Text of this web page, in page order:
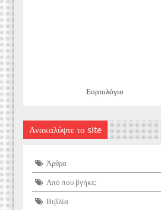
Εορτολόγιο
Ανακαλύψτε το site
Άρθρα
Από που βγήκε;
Βιβλία